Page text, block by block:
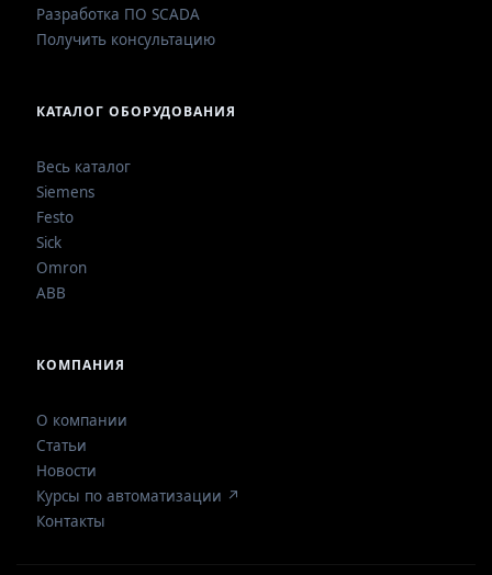
Разработка ПО SCADA
Получить консультацию
КАТАЛОГ ОБОРУДОВАНИЯ
Весь каталог
Siemens
Festo
Sick
Omron
ABB
КОМПАНИЯ
О компании
Статьи
Новости
Курсы по автоматизации ↗
Контакты